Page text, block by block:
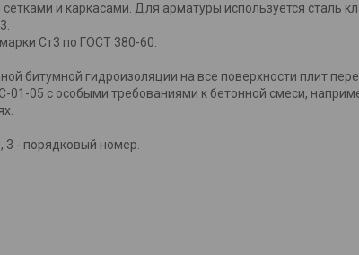
и каркасами. Для арматуры используется сталь
Ст3 по ГОСТ 380-60.
битумной гидроизоляции на все поверхности плит
05 с особыми требованиями к бетонной смеси,
3 - порядковый номер.